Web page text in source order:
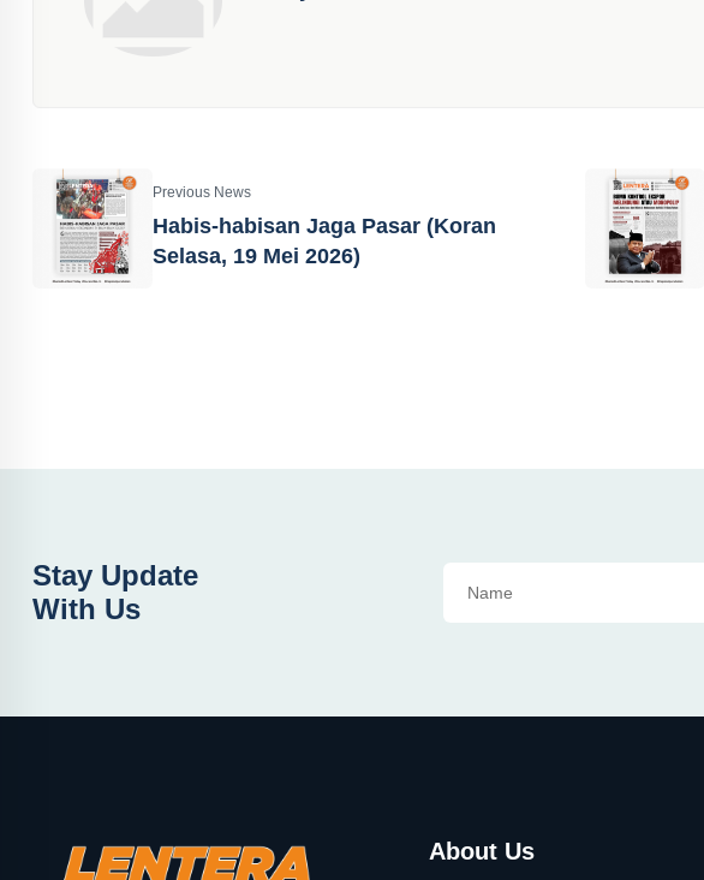
Previous News
Habis-habisan Jaga Pasar (Koran
Selasa, 19 Mei 2026)
Stay Update
With Us
About Us